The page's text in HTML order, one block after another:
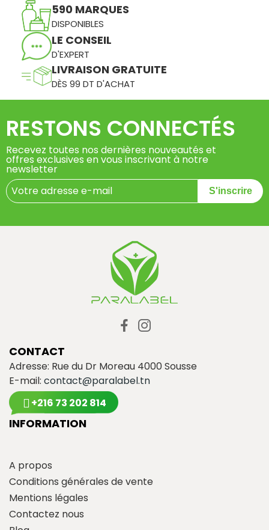
590 MARQUES
DISPONIBLES
LE CONSEIL
D'EXPERT
LIVRAISON GRATUITE
DÈS 99 DT D'ACHAT
RESTONS CONNECTÉS
Recevez toutes nos dernières nouveautés et
offres exclusives en vous inscrivant à notre
newsletter
S'inscrire
CONTACT
Adresse: Rue du Dr Moreau 4000 Sousse
E-mail: contact@paralabel.tn
+216 73 202 814
INFORMATION
A propos
Conditions générales de vente
Mentions légales
Contactez nous